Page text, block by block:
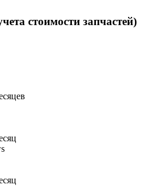
стоимости запчастей)